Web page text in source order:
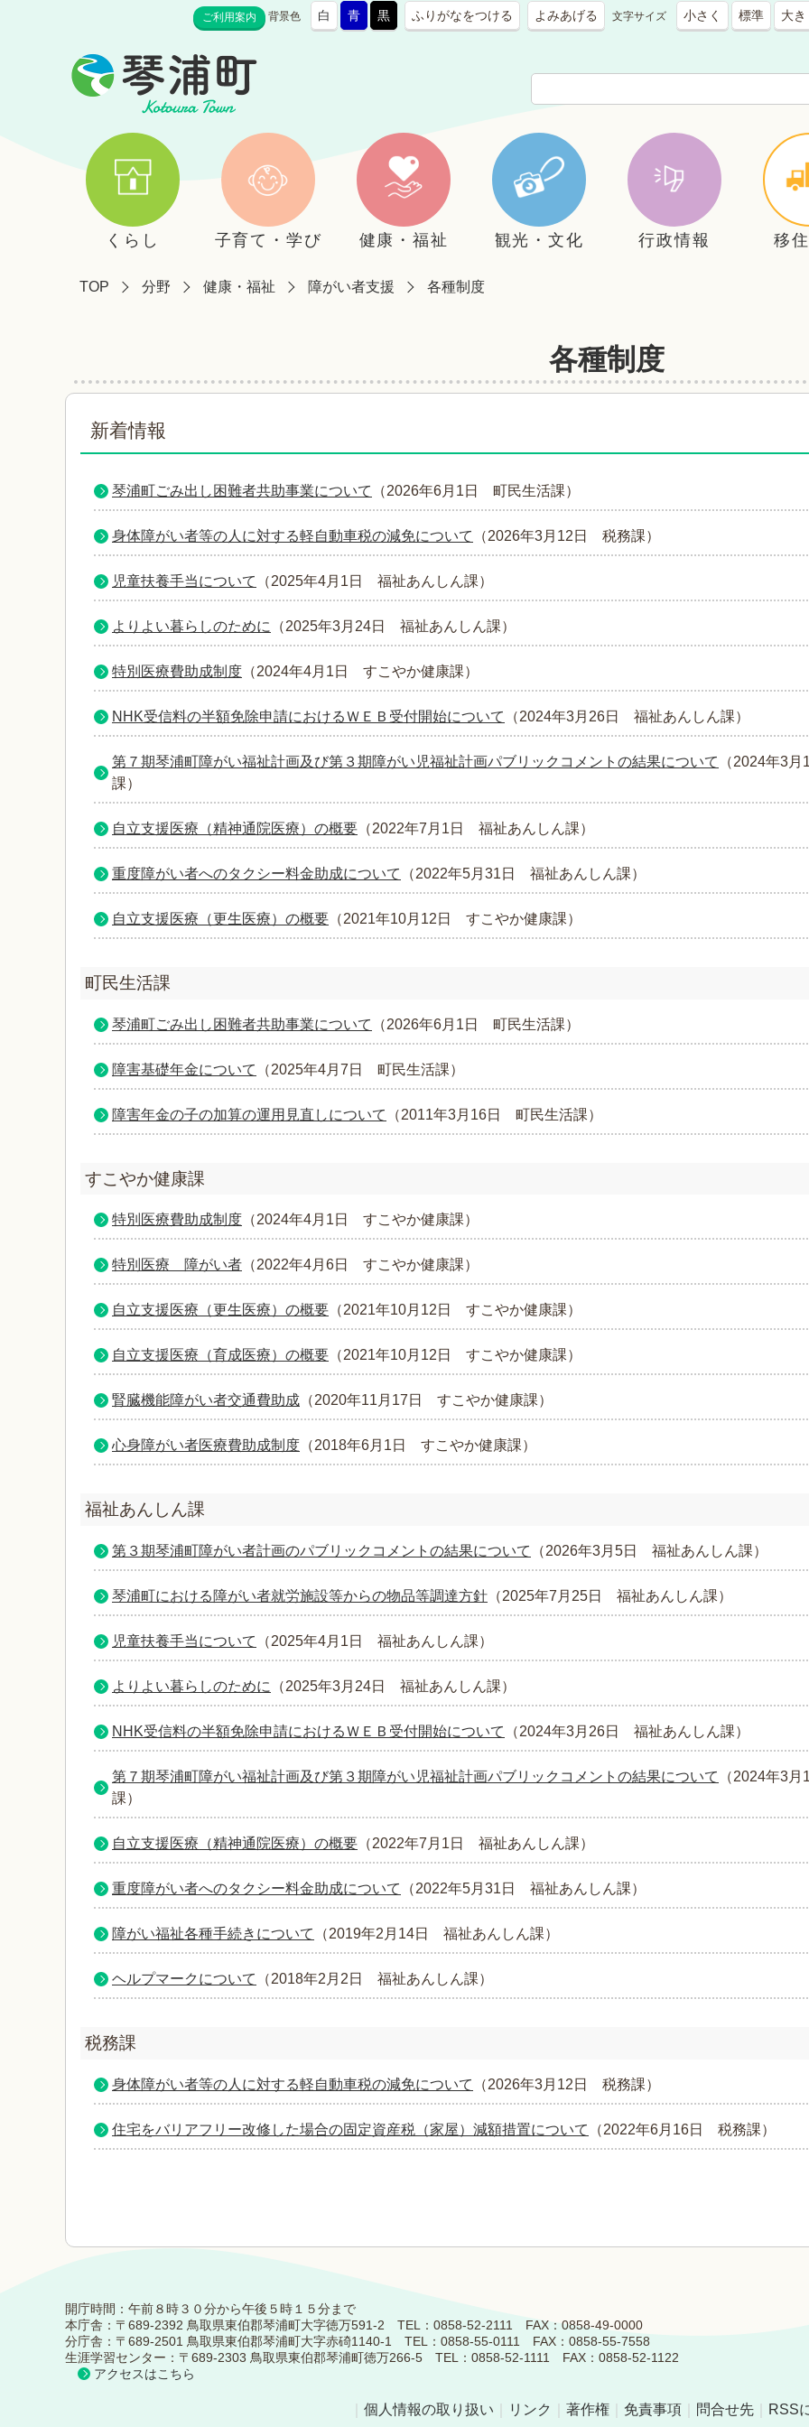
ご利用案内 背景色 白 青 黒 ふりがなをつける よみあげる 文字サイズ 小さく 標準 大き
くらし 子育て・学び 健康・福祉 観光・文化 行政情報 移
TOP 分野 健康・福祉 障がい者支援 各種制度
各種制度
新着情報
琴浦町ごみ出し困難者共助事業について （2026年6月1日 町民生活課）
身体障がい者等の人に対する軽自動車税の減免について （2026年3月12日 税務課）
児童扶養手当について （2025年4月1日 福祉あんしん課）
よりよい暮らしのために （2025年3月24日 福祉あんしん課）
特別医療費助成制度 （2024年4月1日 すこやか健康課）
NHK受信料の半額免除申請におけるＷＥＢ受付開始について （2024年3月26日 福祉あんしん課）
第７期琴浦町障がい福祉計画及び第３期障がい児福祉計画パブリックコメントの結果について （2024年3月
課）
自立支援医療（精神通院医療）の概要 （2022年7月1日 福祉あんしん課）
重度障がい者へのタクシー料金助成について （2022年5月31日 福祉あんしん課）
自立支援医療（更生医療）の概要 （2021年10月12日 すこやか健康課）
町民生活課
琴浦町ごみ出し困難者共助事業について （2026年6月1日 町民生活課）
障害基礎年金について （2025年4月7日 町民生活課）
障害年金の子の加算の運用見直しについて （2011年3月16日 町民生活課）
すこやか健康課
特別医療費助成制度 （2024年4月1日 すこやか健康課）
特別医療 障がい者 （2022年4月6日 すこやか健康課）
自立支援医療（更生医療）の概要 （2021年10月12日 すこやか健康課）
自立支援医療（育成医療）の概要 （2021年10月12日 すこやか健康課）
腎臓機能障がい者交通費助成 （2020年11月17日 すこやか健康課）
心身障がい者医療費助成制度 （2018年6月1日 すこやか健康課）
福祉あんしん課
第３期琴浦町障がい者計画のパブリックコメントの結果について （2026年3月5日 福祉あんしん課）
琴浦町における障がい者就労施設等からの物品等調達方針 （2025年7月25日 福祉あんしん課）
児童扶養手当について （2025年4月1日 福祉あんしん課）
よりよい暮らしのために （2025年3月24日 福祉あんしん課）
NHK受信料の半額免除申請におけるＷＥＢ受付開始について （2024年3月26日 福祉あんしん課）
第７期琴浦町障がい福祉計画及び第３期障がい児福祉計画パブリックコメントの結果について （2024年3月
課）
自立支援医療（精神通院医療）の概要 （2022年7月1日 福祉あんしん課）
重度障がい者へのタクシー料金助成について （2022年5月31日 福祉あんしん課）
障がい福祉各種手続きについて （2019年2月14日 福祉あんしん課）
ヘルプマークについて （2018年2月2日 福祉あんしん課）
税務課
身体障がい者等の人に対する軽自動車税の減免について （2026年3月12日 税務課）
住宅をバリアフリー改修した場合の固定資産税（家屋）減額措置について （2022年6月16日 税務課）
開庁時間：午前８時３０分から午後５時１５分まで
本庁舎：〒689-2392 鳥取県東伯郡琴浦町大字徳万591-2 TEL：0858-52-2111 FAX：0858-49-0000
分庁舎：〒689-2501 鳥取県東伯郡琴浦町大字赤碕1140-1 TEL：0858-55-0111 FAX：0858-55-7558
生涯学習センター：〒689-2303 鳥取県東伯郡琴浦町徳万266-5 TEL：0858-52-1111 FAX：0858-52-1122
アクセスはこちら
個人情報の取り扱い リンク 著作権 免責事項 問合せ先 RSS